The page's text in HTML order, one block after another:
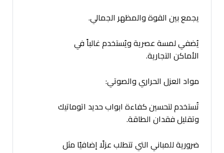
يجمع بين القوة والمظهر الجمالي.
يُضفي لمسة عصرية ويُستخدم غالباً في
الأماكن التجارية.
مواد العزل الحراري والصوتي:
تُستخدم لتحسين كفاءة ابواب حديد اتوماتيك
وتقليل فقدان الطاقة.
ضرورية للمباني التي تتطلب عزلًا إضافيًا مثل